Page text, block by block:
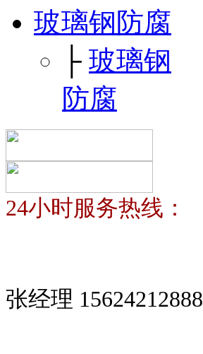
玻璃钢防腐
├ 玻璃钢
防腐
24小时服务热线：
张经理 15624212888